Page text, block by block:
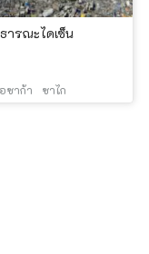
ารณะไดเซ็น
ซาก้า ซาไก